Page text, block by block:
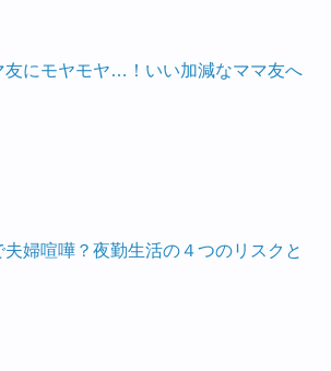
友にモヤモヤ…！いい加減なママ友へ
婦喧嘩？夜勤生活の４つのリスクと